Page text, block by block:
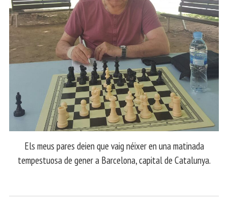
Els meus pares deien que vaig néixer en una matinada
tempestuosa de gener a Barcelona, capital de Catalunya.